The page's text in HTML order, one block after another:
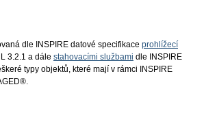
dle INSPIRE datové specifikace prohlížecí
3.2.1 a dále stahovacími službami dle INSPIRE
typy objektů, které mají v rámci INSPIRE